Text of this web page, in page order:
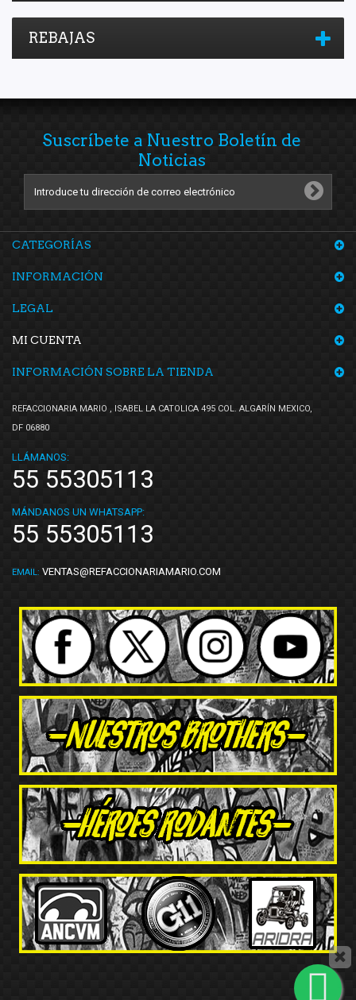
REBAJAS
Suscríbete a Nuestro Boletín de
Noticias
CATEGORÍAS
INFORMACIÓN
LEGAL
MI CUENTA
INFORMACIÓN SOBRE LA TIENDA
REFACCIONARIA MARIO , ISABEL LA CATOLICA 495 COL. ALGARÍN MEXICO,
DF 06880
LLÁMANOS:
55 55305113
MÁNDANOS UN WHATSAPP:
55 55305113
EMAIL: VENTAS@REFACCIONARIAMARIO.COM